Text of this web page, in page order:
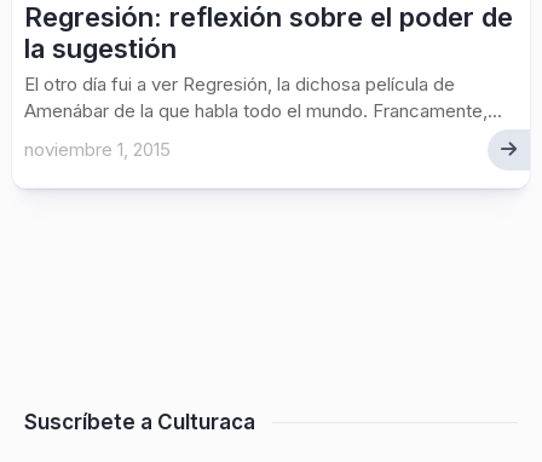
Regresión: reflexión sobre el poder de
la sugestión
El otro día fui a ver Regresión, la dichosa película de
Amenábar de la que habla todo el mundo. Francamente,...
noviembre 1, 2015
Suscríbete a Culturaca